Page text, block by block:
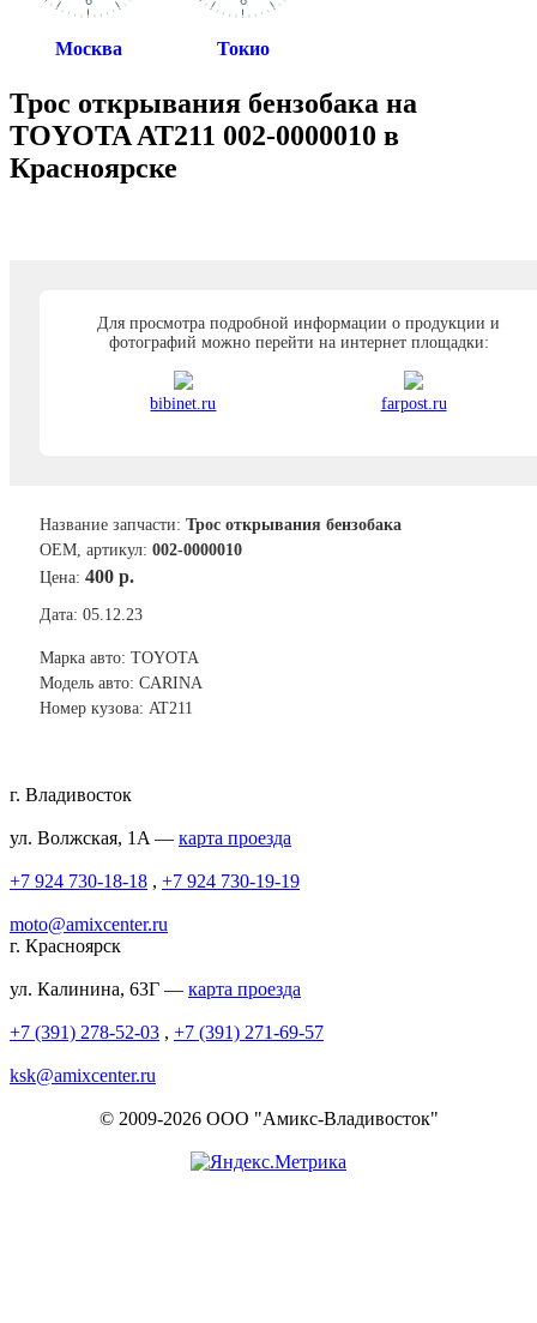
Москва Токио
Трос открывания бензобака на
TOYOTA AT211 002-0000010 в
Красноярске
Для просмотра подробной информации о продукции и
фотографий можно перейти на интернет площадки:
bibinet.ru farpost.ru
Название запчасти: Трос открывания бензобака
ОЕМ, артикул: 002-0000010
Цена: 400 р.
Дата: 05.12.23
Марка авто: TOYOTA
Модель авто: CARINA
Номер кузова: AT211
г. Владивосток
ул. Волжская, 1A — карта проезда
+7 924 730-18-18 , +7 924 730-19-19
moto@amixcenter.ru
г. Красноярск
ул. Калинина, 63Г — карта проезда
+7 (391) 278-52-03 , +7 (391) 271-69-57
ksk@amixcenter.ru
© 2009-2026 ООО "Амикс-Владивосток"